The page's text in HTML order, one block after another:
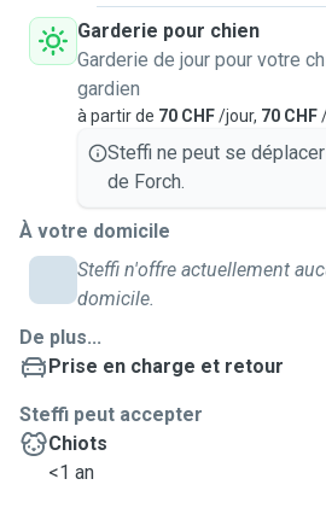
Garderie pour chien
Garderie de jour pour votre
gardien
à partir de 70 CHF/jour, 70 CHF
Steffi ne peut se
de Forch.
À votre domicile
Steffi n'offre actuellement
domicile.
De plus...
Prise en charge et retour
Steffi peut accepter
Chiots
<1 an